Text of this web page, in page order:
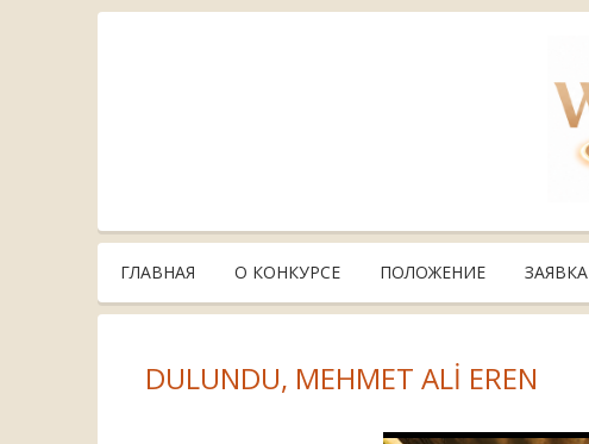
ГЛАВНАЯ О КОНКУРСЕ ПОЛОЖЕНИЕ ЗАЯВКА
DULUNDU, MEHMET ALİ EREN